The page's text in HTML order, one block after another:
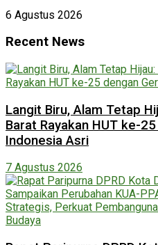
6 Agustus 2026
Recent News
Langit Biru, Alam Tetap
Barat Rayakan HUT ke-
Indonesia Asri
7 Agustus 2026